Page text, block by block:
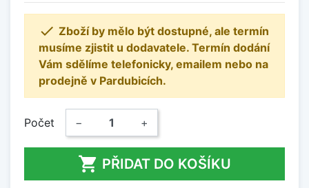
 Zboží by mělo být dostupné, ale termín
musíme zjistit u dodavatele. Termín dodání
Vám sdělíme telefonicky, emailem nebo na
prodejně v Pardubicích.
Počet − +
 PŘIDAT DO KOŠÍKU